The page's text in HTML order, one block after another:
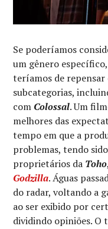
Se poderíamos
um gênero
teríamos de
subcategorias,
com Colossal. Um
melhores das
tempo em que a
problemas, tendo
proprietários da Toho
Godzilla. Águas
do radar, voltando a
ao ser exibido por
dividindo opiniões. O